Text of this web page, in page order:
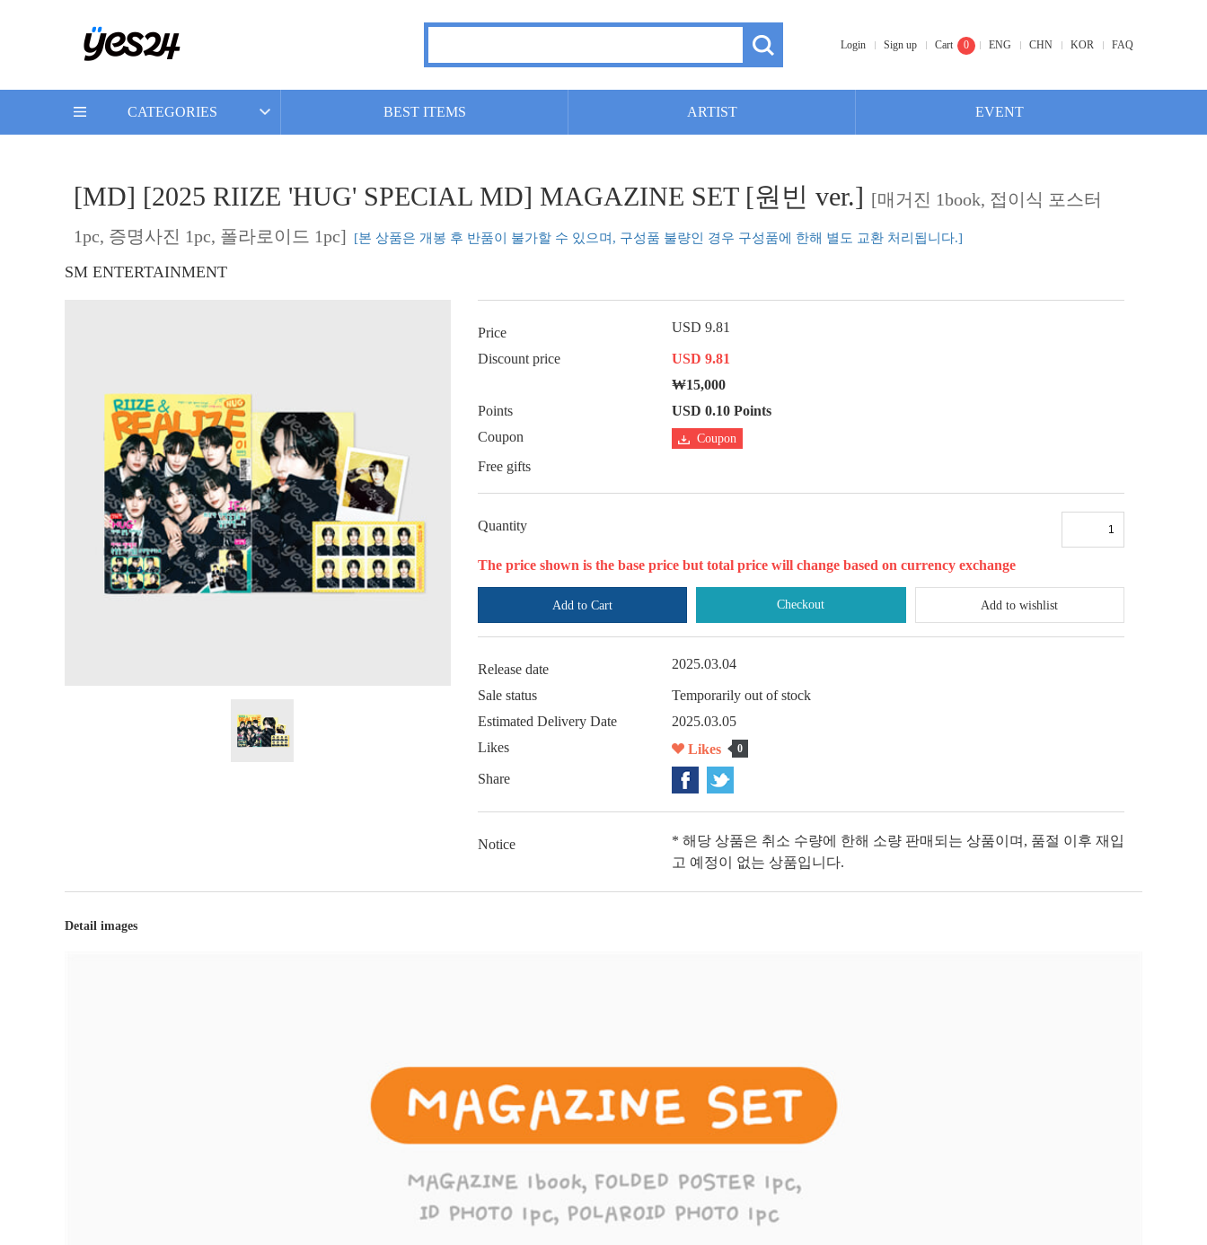
Login Sign up Cart 0 ENG CHN KOR FAQ
CATEGORIES BEST ITEMS ARTIST EVENT
[MD] [2025 RIIZE 'HUG' SPECIAL MD] MAGAZINE SET [원빈 ver.] [매거진 1book, 접이식 포스터
1pc, 증명사진 1pc, 폴라로이드 1pc]
[본 상품은 개봉 후 반품이 불가할 수 있으며, 구성품 불량인 경우 구성품에 한해 별도 교환 처리됩니다.]
SM ENTERTAINMENT
Price USD 9.81
Discount price
USD 9.81
₩15,000
Points
USD 0.10 Points
Coupon
Coupon
Free gifts
Quantity
The price shown is the base price but total price will change based on currency exchange
Add to Cart Checkout Add to wishlist
Release date 2025.03.04
Sale status
Temporarily out of stock
Estimated Delivery Date
2025.03.05
Likes
Likes 0
Share
Notice
* 해당 상품은 취소 수량에 한해 소량 판매되는 상품이며, 품절 이후 재입
고 예정이 없는 상품입니다.
Detail images